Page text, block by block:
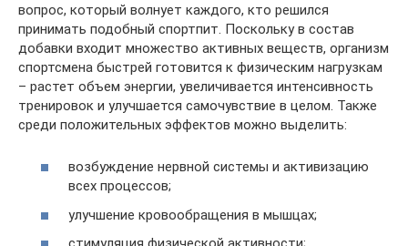
вопрос, который волнует каждого, кто решился
принимать подобный спортпит. Поскольку в состав
добавки входит множество активных веществ, организм
спортсмена быстрей готовится к физическим нагрузкам
– растет объем энергии, увеличивается интенсивность
тренировок и улучшается самочувствие в целом. Также
среди положительных эффектов можно выделить:
возбуждение нервной системы и активизацию
всех процессов;
улучшение кровообращения в мышцах;